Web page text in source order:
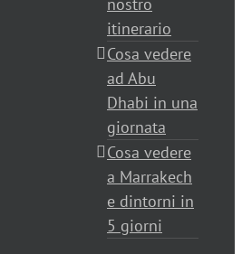
itinerario
Cosa vedere
ad Abu
Dhabi in una
giornata
Cosa vedere
a Marrakech
e dintorni in
5 giorni